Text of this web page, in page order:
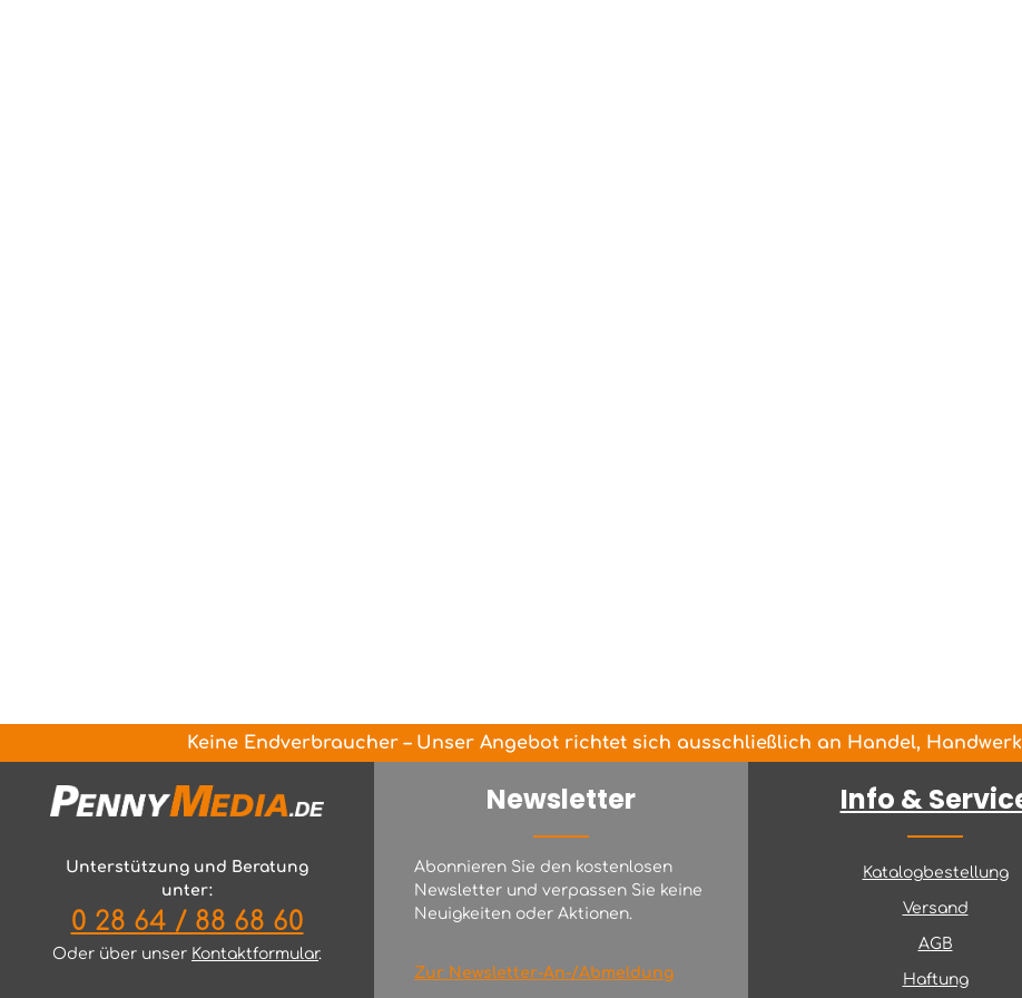
Keine Endverbraucher – Unser Angebot richtet sich ausschließlich an Handel,
Unterstützung und Beratung
unter:
0 28 64 / 88 68 60
Oder über unser Kontaktformular.
Newsletter
Abonnieren Sie den kostenlosen
Newsletter und verpassen Sie keine
Neuigkeiten oder Aktionen.
Zur Newsletter-An-/Abmeldung
Info &
Katalogbestellung
Versand
AGB
Haftung